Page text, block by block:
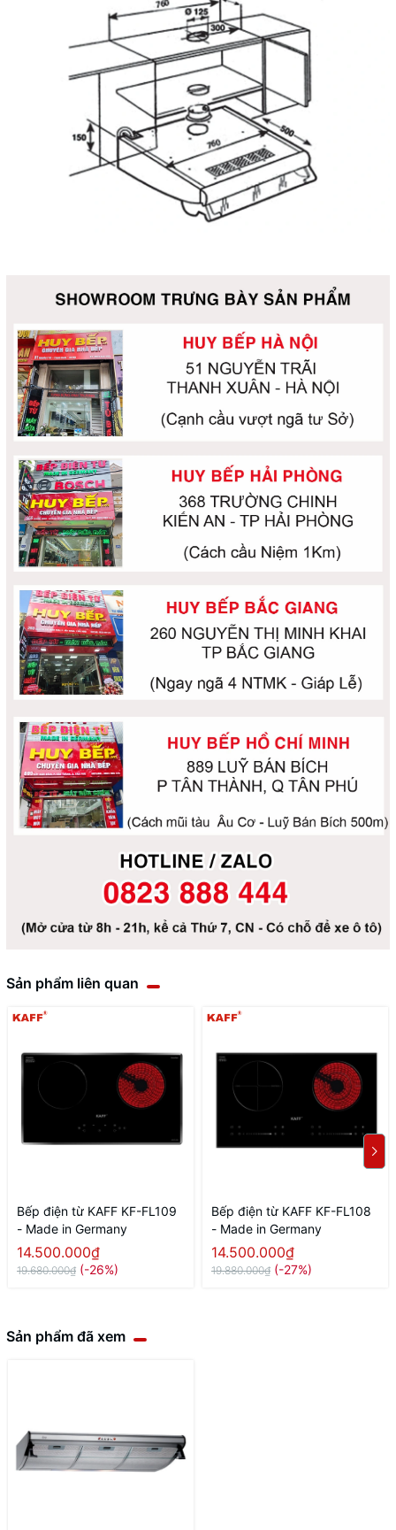
Sản phẩm liên quan
Bếp điện từ KAFF KF-FL109
- Made in Germany
14.500.000₫
19.680.000₫ (-26%)
Bếp điện từ KAFF KF-FL108
- Made in Germany
14.500.000₫
19.880.000₫ (-27%)
Sản phẩm đã xem